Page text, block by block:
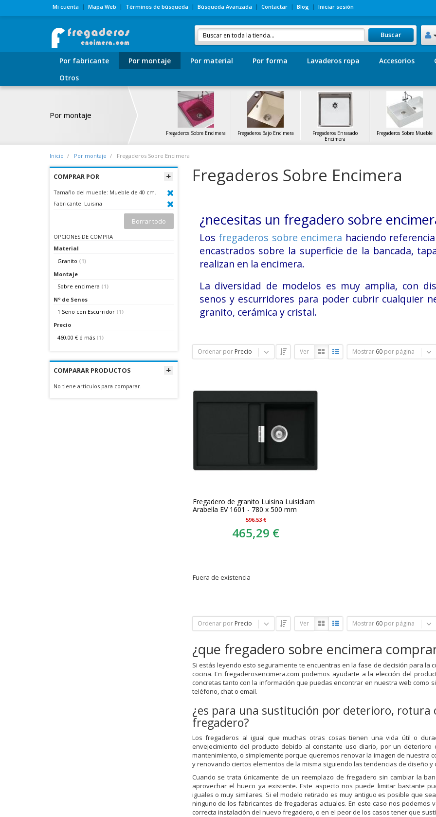
Mi cuenta Mapa Web Términos de búsqueda Búsqueda Avanzada Contactar Blog Iniciar sesión
Buscar
Por fabricante Por montaje Por material Por forma Lavaderos ropa Accesorios
Otros
Por montaje
Fregaderos Sobre Encimera Fregaderos Bajo Encimera
Fregaderos Enrasado
Encimera
Fregaderos Sobre Mueble
Inicio Por montaje Fregaderos Sobre Encimera
COMPRAR POR
Tamaño del mueble: Mueble de 40 cm.
Fabricante: Luisina
Borrar todo
OPCIONES DE COMPRA
Material
Granito (1)
Montaje
Sobre encimera (1)
Nº de Senos
1 Seno con Escurridor (1)
Precio
460,00 € ó más (1)
COMPARAR PRODUCTOS
No tiene artículos para comparar.
Fregaderos Sobre Encimera
¿necesitas un fregadero sobre
Los fregaderos sobre encimera haciendo
encastrados sobre la superficie de la bancada,
realizan en la encimera.
La diversidad de modelos es muy amplia, con
senos y escurridores para poder cubrir cualquier
granito, cerámica y cristal.
Ordenar por Precio Ver Mostrar 60 por página
Fregadero de granito Luisina Luisidiam
Arabella EV 1601 - 780 x 500 mm
596,53 €
465,29 €
Fuera de existencia
Ordenar por Precio Ver Mostrar 60 por página
¿que fregadero sobre encimera
Si estás leyendo esto seguramente te encuentras en la fase de decisión para la
cocina. En fregaderosencimera.com podemos ayudarte a la elección del
concretas tanto con la información que puedas encontrar en nuestra web como
teléfono, chat o email.
¿es para una sustitución por deterioro, rotura
fregadero?
Los fregaderos al igual que muchas otras cosas tienen una vida útil o
envejecimiento del producto debido al constante uso diario, por un
mantenimiento, o simplemente porque queremos renovar la imagen de
y renovando ciertos elementos de la misma siguiendo las tendencias de diseño
Cuando se trata únicamente de un reemplazo de fregadero sin cambiar la
aprovechar el hueco ya existente. Este aspecto nos puede limitar bastante
iguales o muy similares. Si el modelo retirado es muy antiguo es posible que
ninguno de los fabricantes de fregaderas actuales. En este caso nos
correcta instalación del nuevo fregadero, o en el peor de los casos tener que